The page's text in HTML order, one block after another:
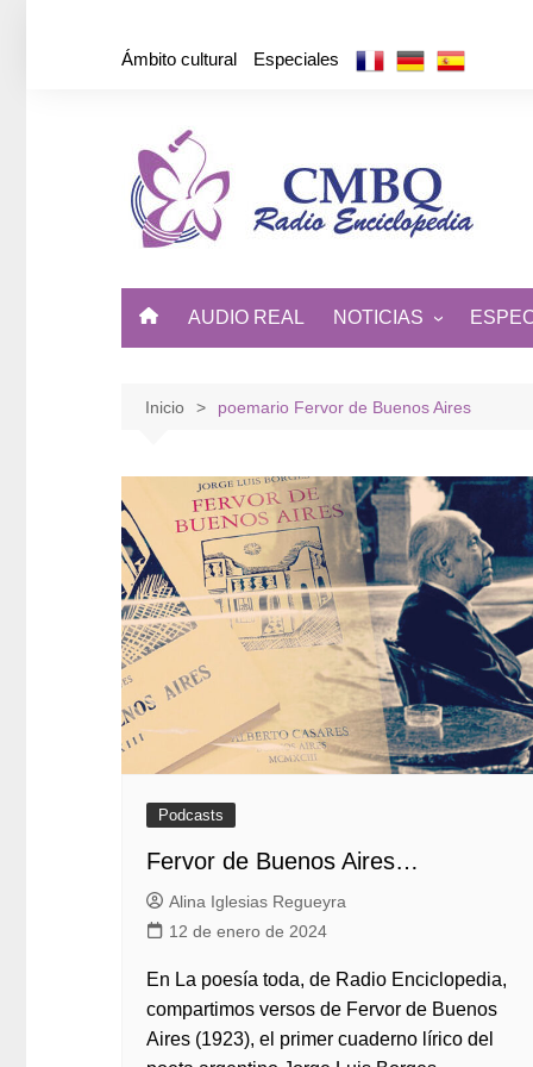
Ámbito cultural Especiales
AUDIO REAL NOTICIAS
DE CUBA Y EL MUNDO
Inicio poemario Fervor de Buenos Aires
Podcasts
Fervor de Buenos Aires…
Alina Iglesias Regueyra
12 de enero de 2024
En La poesía toda, de Radio Enciclopedia,
compartimos versos de Fervor de Buenos
Aires (1923), el primer cuaderno lírico del